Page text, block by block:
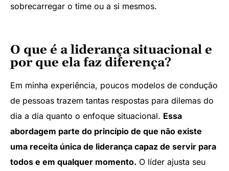
sobrecarregar o time ou a si mesmos.
O que é a liderança situacional e
por que ela faz diferença?
Em minha experiência, poucos modelos de condução
de pessoas trazem tantas respostas para dilemas do
dia a dia quanto o enfoque situacional. Essa
abordagem parte do princípio de que não existe
uma receita única de liderança capaz de servir para
todos e em qualquer momento. O líder ajusta seu